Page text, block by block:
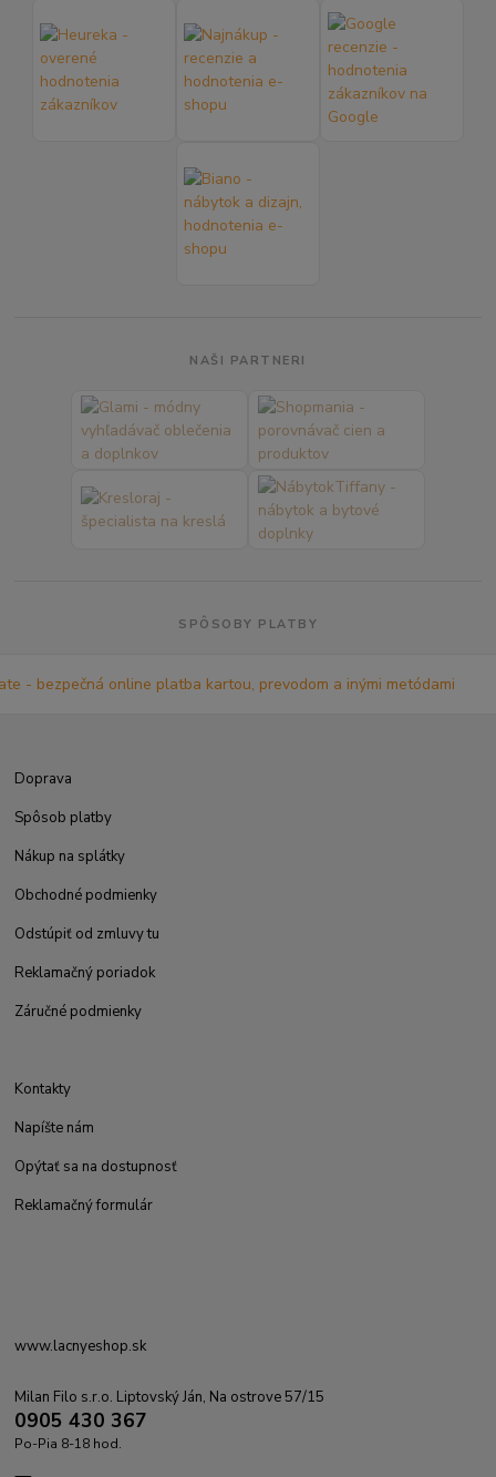
NAŠI PARTNERI
SPÔSOBY PLATBY
Doprava
Spôsob platby
Nákup na splátky
Obchodné podmienky
Odstúpiť od zmluvy tu
Reklamačný poriadok
Záručné podmienky
Kontakty
Napíšte nám
Opýtať sa na dostupnosť
Reklamačný formulár
www.lacnyeshop.sk
Milan Filo s.r.o. Liptovský Ján, Na ostrove 57/15
0905 430 367
Po-Pia 8-18 hod.